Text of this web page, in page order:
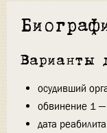
Варианты
осудивший
обвинение 1
дата